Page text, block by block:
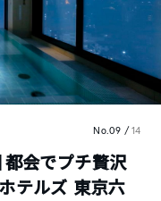
No.09 /14
都会でプチ贅沢
テルズ 東京六